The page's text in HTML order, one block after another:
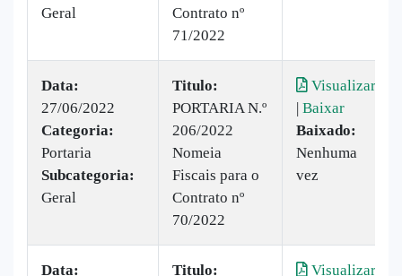
Geral
Contrato nº
71/2022
Data:
27/06/2022
Categoria:
Portaria
Subcategoria:
Geral
Titulo:
PORTARIA N.º
206/2022
Nomeia
Fiscais para o
Contrato nº
70/2022
Visualizar
| Baixar
Baixado:
Nenhuma
vez
Data:
Titulo:
Visualizar